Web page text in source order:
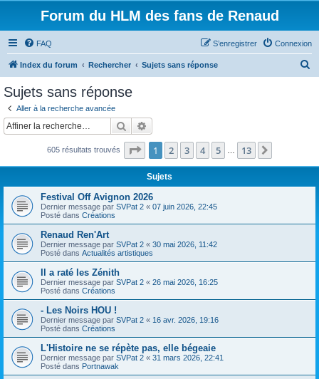
Forum du HLM des fans de Renaud
FAQ Connexion
S’enregistrer
Index du forum Rechercher Sujets sans réponse
c
Sujets sans réponse
Aller à la recherche avancée
Rechercher
605 résultats trouvés Page 1sur13
1 2 3 4 5 13
Sujets
Festival Off Avignon 2026
Dernier message par SVPat 2 « 07 juin 2026, 22:45
Posté dans Créations
Renaud Ren'Art
Dernier message par SVPat 2 « 30 mai 2026, 11:42
Posté dans Actualités artistiques
Il a raté les Zénith
Dernier message par SVPat 2 « 26 mai 2026, 16:25
Posté dans Créations
- Les Noirs HOU !
Dernier message par SVPat 2 « 16 avr. 2026, 19:16
Posté dans Créations
L'Histoire ne se répète pas, elle bégeaie
Dernier message par SVPat 2 « 31 mars 2026, 22:41
Posté dans Portnawak